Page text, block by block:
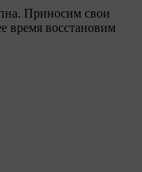
Приносим свои
время восстановим